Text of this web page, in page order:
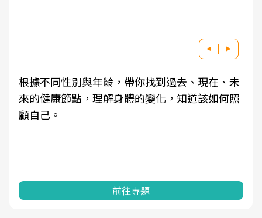
根據不同性別與年齡，帶你找到過去、現在、未
來的健康節點，理解身體的變化，知道該如何照
顧自己。
前往專題